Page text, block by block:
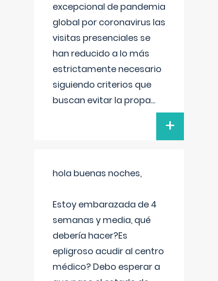
excepcional de pandemia
global por coronavirus las
visitas presenciales se
han reducido a lo más
estrictamente necesario
siguiendo criterios que
buscan evitar la propa...
+
hola buenas noches,
Estoy embarazada de 4
semanas y media, qué
debería hacer?Es
epligroso acudir al centro
médico? Debo esperar a